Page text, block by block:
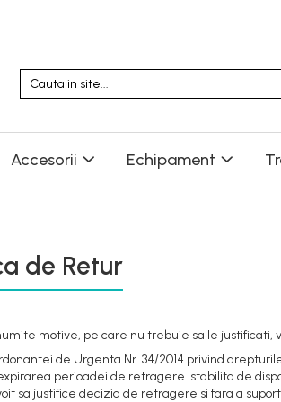
Accesorii Echipament
de Retur
motive, pe care nu trebuie sa le
de Urgenta Nr. 34/2014 privind
perioadei de retragere stabilita de
sa justifice decizia de retragere si fara a